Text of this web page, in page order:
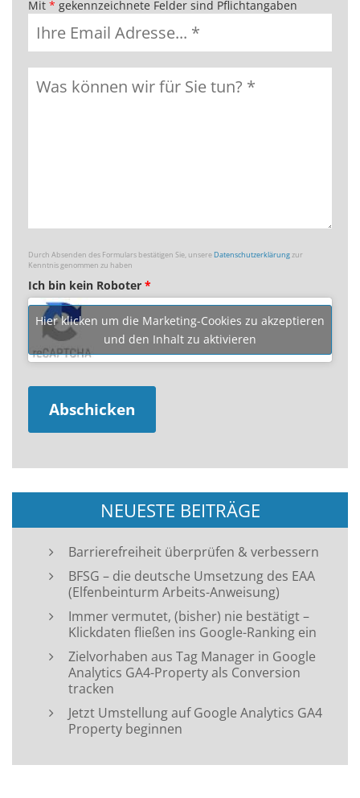
Mit * gekennzeichnete Felder sind Pflichtangaben
Durch Absenden des Formulars bestätigen Sie, unsereDatenschutzerklärungzur
Kenntnis genommen zu haben
Ich bin kein Roboter *
Hier klicken um die Marketing-Cookies zu akzeptieren
und den Inhalt zu aktivieren
NEUESTE BEITRÄGE
Barrierefreiheit überprüfen & verbessern
BFSG – die deutsche Umsetzung des EAA
(Elfenbeinturm Arbeits-Anweisung)
Immer vermutet, (bisher) nie bestätigt –
Klickdaten fließen ins Google-Ranking ein
Zielvorhaben aus Tag Manager in Google
Analytics GA4-Property als Conversion
tracken
Jetzt Umstellung auf Google Analytics GA4
Property beginnen